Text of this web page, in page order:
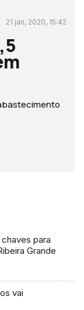
21 jan, 2020, 15:42
para
Grande
vai